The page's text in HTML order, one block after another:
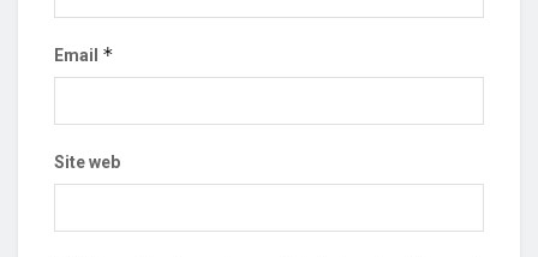
Email *
Site web